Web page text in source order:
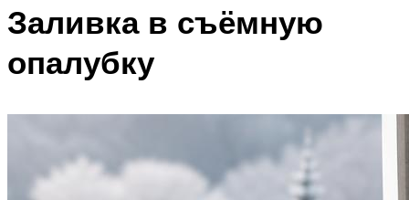
Заливка в съёмную
опалубку